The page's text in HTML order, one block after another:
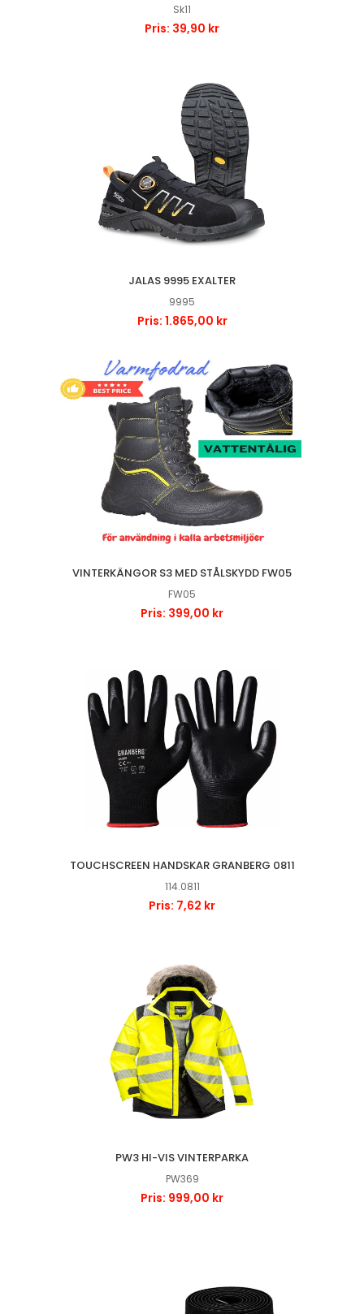
Sk11
Pris: 39,90 kr
JALAS 9995 EXALTER
9995
Pris: 1.865,00 kr
VINTERKÄNGOR S3 MED STÅLSKYDD FW05
FW05
Pris: 399,00 kr
TOUCHSCREEN HANDSKAR GRANBERG 0811
114.0811
Pris: 7,62 kr
PW3 HI-VIS VINTERPARKA
PW369
Pris: 999,00 kr